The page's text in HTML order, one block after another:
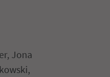
Jona